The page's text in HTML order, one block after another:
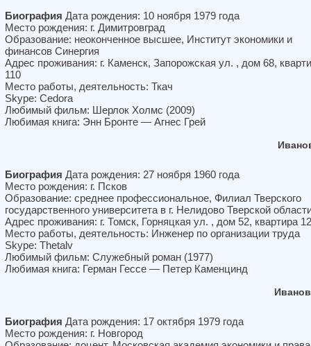
Биография Дата рождения: 10 ноября 1979 года
Место рождения: г. Димитровград
Образование: неоконченное высшее, Институт экономики и
финансов Синергия
Адрес проживания: г. Каменск, Запорожская ул. , дом 68,
110
Место работы, деятельность: Ткач
Skype: Cedora
Любимый фильм: Шерлок Холмс (2009)
Любимая книга: Энн Бронте — Агнес Грей
Биография Дата рождения: 27 ноября 1960 года
Место рождения: г. Псков
Образование: среднее профессиональное, Филиал Тверского
государственного университета в г. Нелидово Тверской
Адрес проживания: г. Томск, Горняцкая ул. , дом 52, квартира
Место работы, деятельность: Инженер по организации труда
Skype: Thetalv
Любимый фильм: Служебный роман (1977)
Любимая книга: Герман Гессе — Петер Каменцинд
Биография Дата рождения: 17 октября 1979 года
Место рождения: г. Новгород